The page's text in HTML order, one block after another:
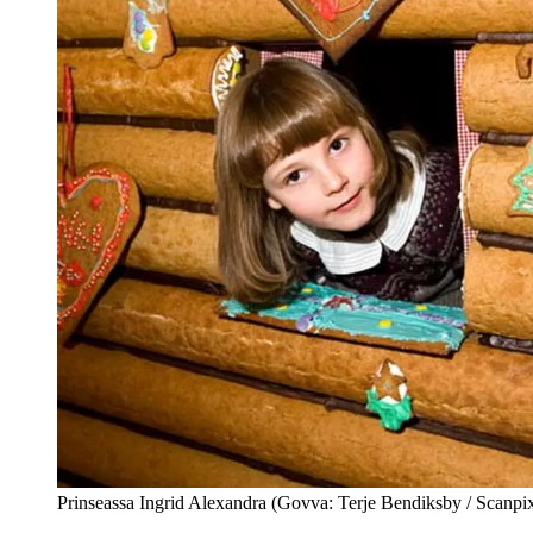
Prinseassa Ingrid Alexandra (Govva: Terje Bendiksby /